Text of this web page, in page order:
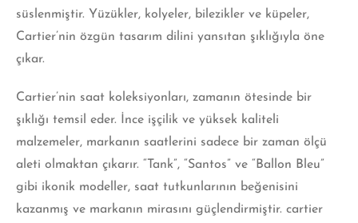
süslenmiştir. Yüzükler, kolyeler, bilezikler ve küpeler,
Cartier’nin özgün tasarım dilini yansıtan şıklığıyla öne
çıkar.
Cartier’nin saat koleksiyonları, zamanın ötesinde bir
şıklığı temsil eder. İnce işçilik ve yüksek kaliteli
malzemeler, markanın saatlerini sadece bir zaman ölçü
aleti olmaktan çıkarır. “Tank”, “Santos” ve “Ballon Bleu”
gibi ikonik modeller, saat tutkunlarının beğenisini
kazanmış ve markanın mirasını güçlendirmiştir. cartier